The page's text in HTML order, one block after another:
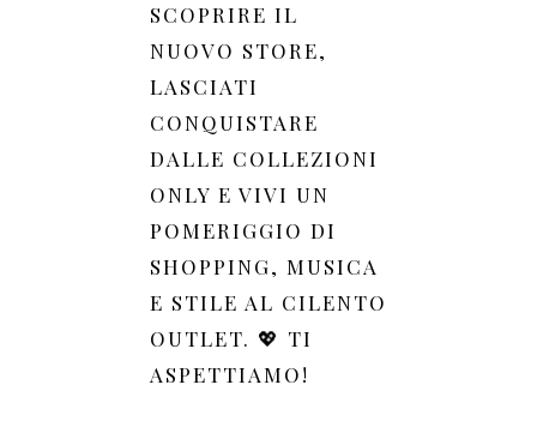
SCOPRIRE IL
NUOVO STORE,
LASCIATI
CONQUISTARE
DALLE COLLEZIONI
ONLY E VIVI UN
POMERIGGIO DI
SHOPPING, MUSICA
E STILE AL CILENTO
OUTLET. 💖 TI
ASPETTIAMO!